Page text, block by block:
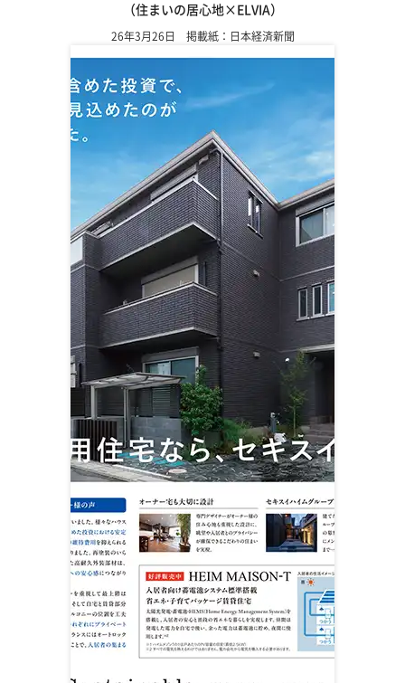
（住まいの居心地×ELVIA）
26年3月26日 掲載紙：日本経済新聞